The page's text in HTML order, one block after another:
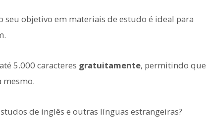
objetivo em materiais de estudo é ideal para
5.000 caracteres gratuitamente, permitindo que
mesmo.
de inglês e outras línguas estrangeiras?